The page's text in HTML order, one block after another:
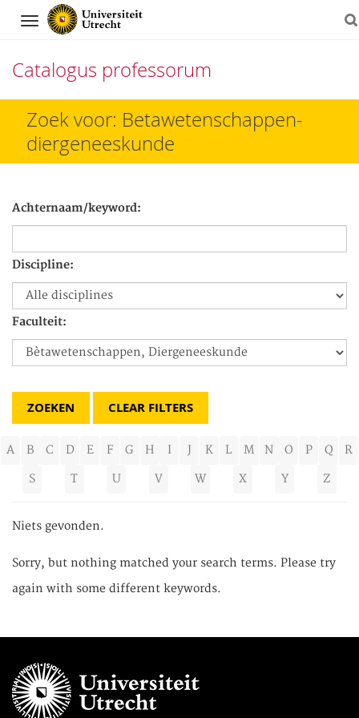
Navigation
Catalogus professorum
Direct
het
Zoek voor: Betawetenschappen-
diergeneeskunde
Achternaam/keyword:
Discipline:
Faculteit:
CLEAR FILTERS
A B C D E F G H I J K L M N O P Q
R
S
T U V W X Y Z
Niets gevonden.
Sorry, but nothing matched your search terms. Please try
again with some different keywords.